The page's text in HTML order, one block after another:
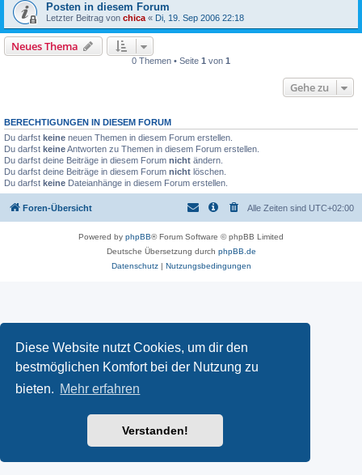
Diese Website nutzt Cookies, um dir den
bestmöglichen Komfort bei der Nutzung zu
bieten. Mehr erfahren
Verstanden!
Posten in diesem Forum
Letzter Beitrag von chica « Di, 19. Sep 2006 22:18
Neues Thema
0 Themen • Seite 1 von 1
Gehe zu
BERECHTIGUNGEN IN DIESEM FORUM
Du darfst keine neuen Themen in diesem Forum erstellen.
Du darfst keineAntworten zu Themen in diesem Forum erstellen.
Du darfst deine Beiträge in diesem Forum nicht ändern.
Du darfst deine Beiträge in diesem Forum nicht löschen.
Du darfst keine Dateianhänge in diesem Forum erstellen.
Foren-Übersicht Alle Zeiten sind UTC+02:00
Powered by phpBB® Forum Software © phpBB Limited
Deutsche Übersetzung durch phpBB.de
Datenschutz| Nutzungsbedingungen